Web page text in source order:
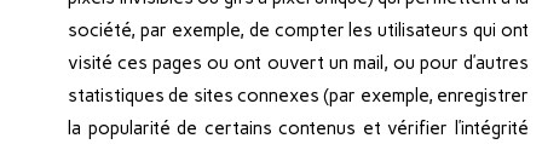
société, par exemple, de compter les utilisateurs qui ont
visité ces pages ou ont ouvert un mail, ou pour d’autres
statistiques de sites connexes (par exemple, enregistrer
la popularité de certains contenus et vérifier l’intégrité